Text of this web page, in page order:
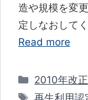
造や規模を変
定しなおして
Read more
カ
テ
2010年改正
タ
再生利用認